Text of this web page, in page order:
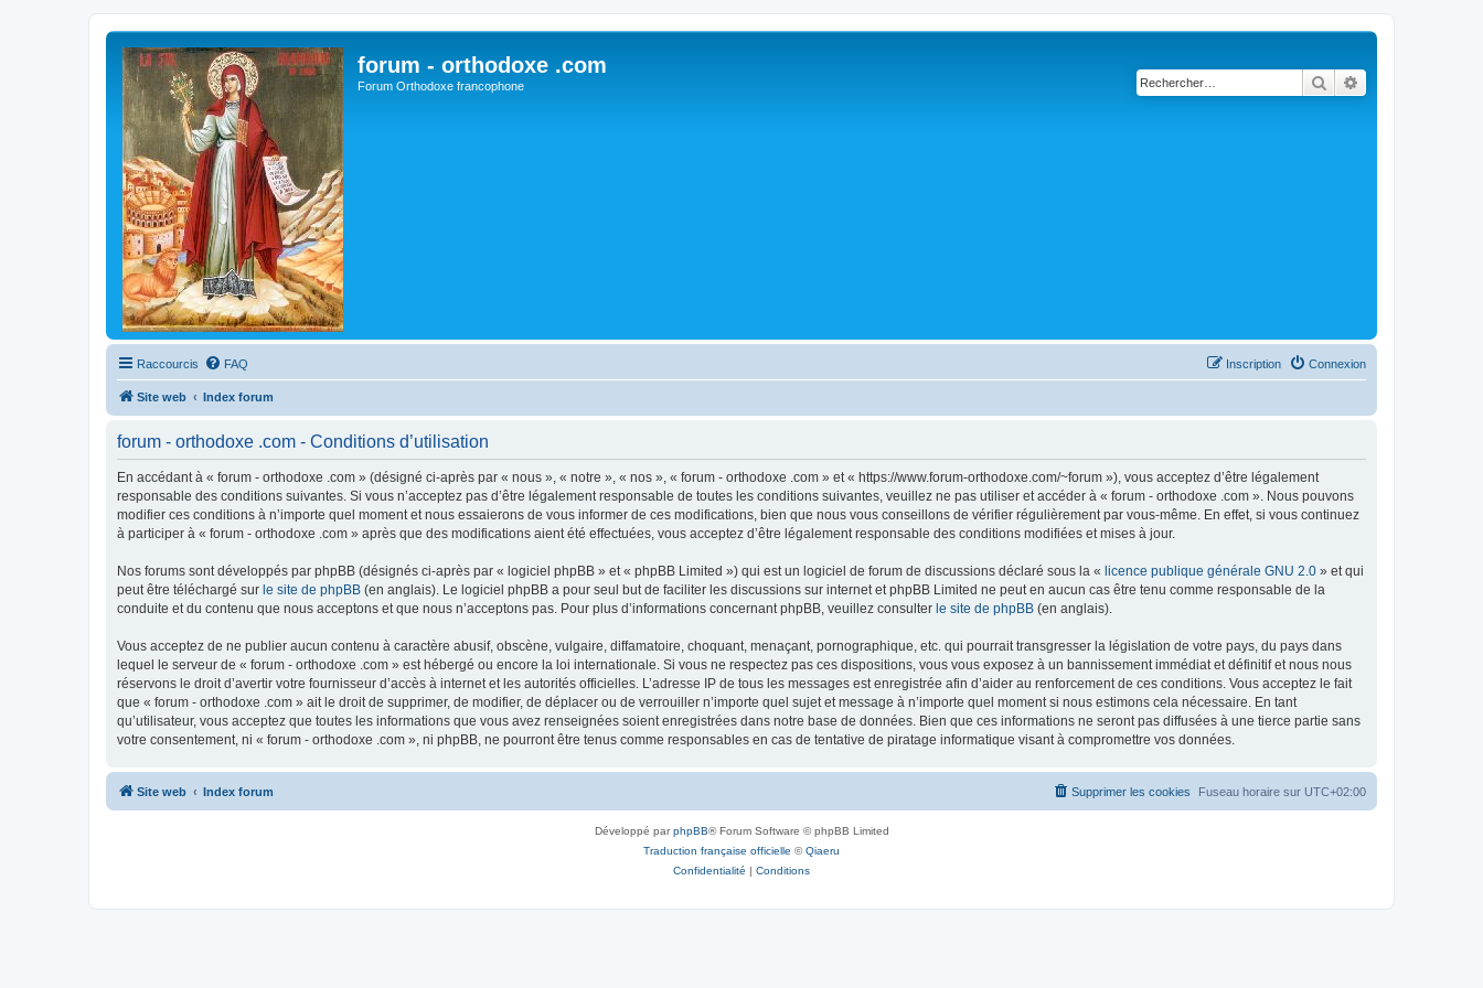
forum - orthodoxe .com
Forum Orthodoxe francophone Rechercher
Raccourcis FAQ Connexion
Inscription
Site web Index forum
forum - orthodoxe .com - Conditions d’utilisation
En accédant à « forum - orthodoxe .com » (désigné ci-après par « nous », « notre », « nos », « forum - orthodoxe .com » et « https://www.forum-orthodoxe.com/~forum »), vous acceptez d’être légalement
responsable des conditions suivantes. Si vous n’acceptez pas d’être légalement responsable de toutes les conditions suivantes, veuillez ne pas utiliser et accéder à « forum - orthodoxe .com ». Nous pouvons
modifier ces conditions à n’importe quel moment et nous essaierons de vous informer de ces modifications, bien que nous vous conseillons de vérifier régulièrement par vous-même. En effet, si vous continuez
à participer à « forum - orthodoxe .com » après que des modifications aient été effectuées, vous acceptez d’être légalement responsable des conditions modifiées et mises à jour.
Nos forums sont développés par phpBB (désignés ci-après par « logiciel phpBB » et « phpBB Limited ») qui est un logiciel de forum de discussions déclaré sous la « licence publique générale GNU 2.0 » et qui
peut être téléchargé sur le site de phpBB (en anglais). Le logiciel phpBB a pour seul but de faciliter les discussions sur internet et phpBB Limited ne peut en aucun cas être tenu comme responsable de la
conduite et du contenu que nous acceptons et que nous n’acceptons pas. Pour plus d’informations concernant phpBB, veuillez consulter le site de phpBB (en anglais).
Vous acceptez de ne publier aucun contenu à caractère abusif, obscène, vulgaire, diffamatoire, choquant, menaçant, pornographique, etc. qui pourrait transgresser la législation de votre pays, du pays dans
lequel le serveur de « forum - orthodoxe .com » est hébergé ou encore la loi internationale. Si vous ne respectez pas ces dispositions, vous vous exposez à un bannissement immédiat et définitif et nous nous
réservons le droit d’avertir votre fournisseur d’accès à internet et les autorités officielles. L’adresse IP de tous les messages est enregistrée afin d’aider au renforcement de ces conditions. Vous acceptez le fait
que « forum - orthodoxe .com » ait le droit de supprimer, de modifier, de déplacer ou de verrouiller n’importe quel sujet et message à n’importe quel moment si nous estimons cela nécessaire. En tant
qu’utilisateur, vous acceptez que toutes les informations que vous avez renseignées soient enregistrées dans notre base de données. Bien que ces informations ne seront pas diffusées à une tierce partie sans
votre consentement, ni « forum - orthodoxe .com », ni phpBB, ne pourront être tenus comme responsables en cas de tentative de piratage informatique visant à compromettre vos données.
Site web Index forum Fuseau horaire sur UTC+02:00
Supprimer les cookies
Développé parphpBB® Forum Software © phpBB Limited
Traduction française officielle ©Qiaeru
Confidentialité | Conditions